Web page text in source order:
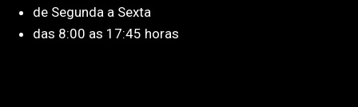
de Segunda a Sexta
das 8:00 as 17:45 horas